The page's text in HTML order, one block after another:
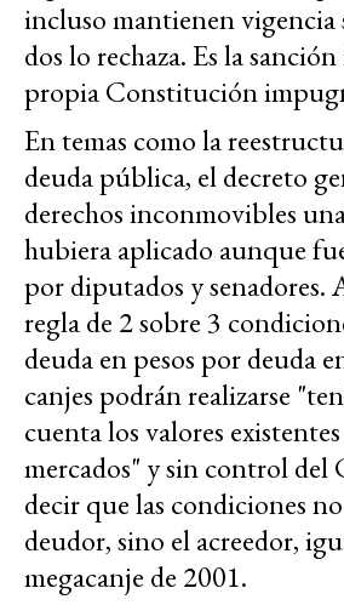
incluso mantienen vigencia
dos lo rechaza. Es la
propia Constitución
En temas como la
deuda pública, el decreto
derechos inconmovibles
hubiera aplicado aunque
por diputados y senadores.
regla de 2 sobre 3
deuda en pesos por deuda
canjes podrán realizarse
cuenta los valores
mercados" y sin control del
decir que las condiciones
deudor, sino el acreedor,
megacanje de 2001.